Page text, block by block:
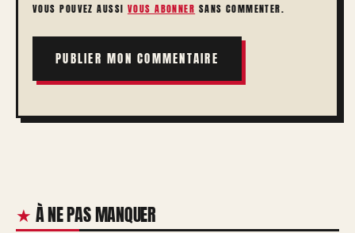
VOUS POUVEZ AUSSI VOUS ABONNER SANS COMMENTER.
À NE PAS MANQUER